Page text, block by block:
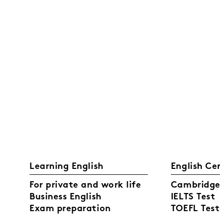
Learning English
For private and work life
Business English
Exam preparation
English
IELTS Test
TOEFL Test